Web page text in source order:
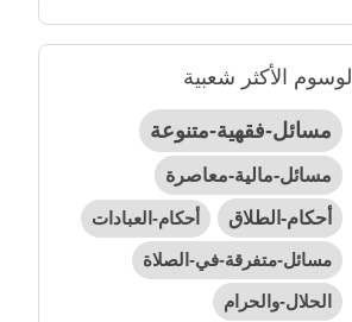
الوسوم الأكثر شعبية
مسائل-فقهية-متنوعة
مسائل-مالية-معاصرة
أحكام-الطلاق أحكام-العبادات
مسائل-متفرقة-في-الصلاة
الحلال-والحرام